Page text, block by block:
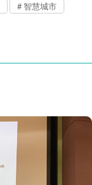
智慧城市